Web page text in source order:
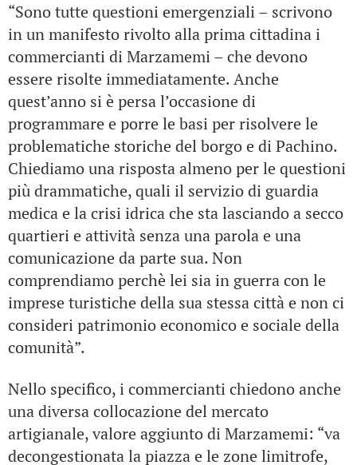
“Sono tutte questioni emergenziali – scrivono
in un manifesto rivolto alla prima cittadina i
commercianti di Marzamemi – che devono
essere risolte immediatamente. Anche
quest’anno si è persa l’occasione di
programmare e porre le basi per risolvere le
problematiche storiche del borgo e di Pachino.
Chiediamo una risposta almeno per le questioni
più drammatiche, quali il servizio di guardia
medica e la crisi idrica che sta lasciando a secco
quartieri e attività senza una parola e una
comunicazione da parte sua. Non
comprendiamo perchè lei sia in guerra con le
imprese turistiche della sua stessa città e non ci
consideri patrimonio economico e sociale della
comunità”.
Nello specifico, i commercianti chiedono anche
una diversa collocazione del mercato
artigianale, valore aggiunto di Marzamemi: “va
decongestionata la piazza e le zone limitrofe,